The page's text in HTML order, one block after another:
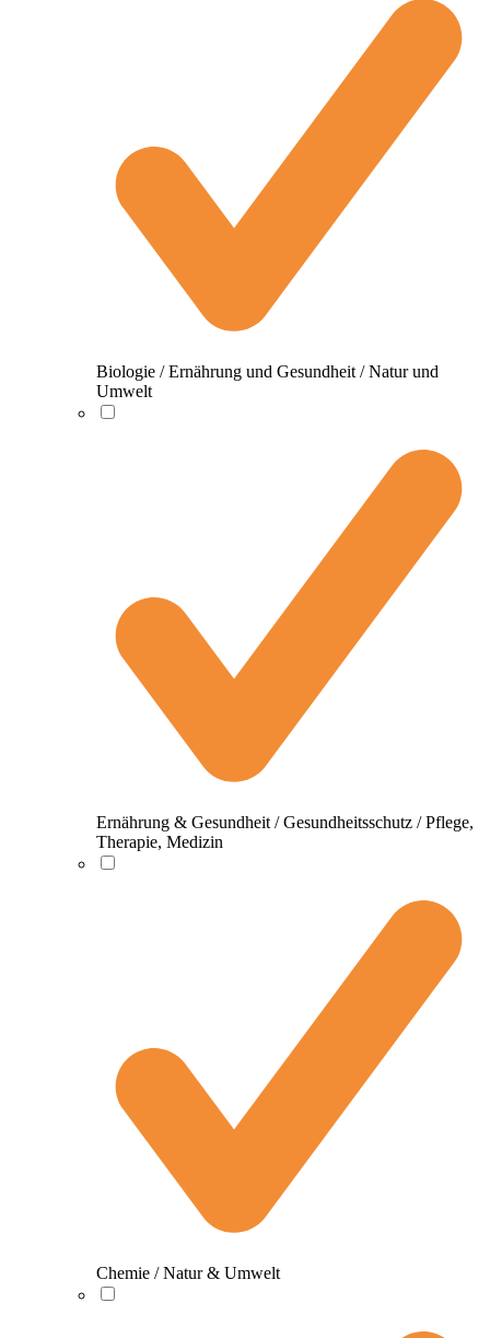
Biologie / Ernährung und Gesundheit / Natur und
Umwelt
Ernährung & Gesundheit / Gesundheitsschutz / Pflege,
Therapie, Medizin
Chemie / Natur & Umwelt